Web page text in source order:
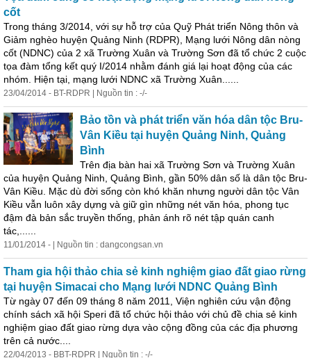
cốt
Trong tháng 3/2014, với sự hỗ trợ của Quỹ Phát triển Nông thôn và
Giảm nghèo huyện Quảng Ninh (RDPR), Mạng lưới Nông dân nòng
cốt (NDNC) của 2 xã Trường Xuân và Trường Sơn đã tổ chức 2 cuộc
tọa đàm tổng kết quý I/2014 nhằm đánh giá lại hoạt động của các
nhóm. Hiện tại, mạng lưới NDNC xã Trường Xuân......
23/04/2014 - BT-RDPR | Nguồn tin : -/-
Bảo tồn và phát triển văn hóa dân tộc Bru-
Vân Kiều tại huyện Quảng Ninh, Quảng
Bình
Trên địa bàn hai xã Trường Sơn và Trường Xuân
của huyện Quảng Ninh, Quảng Bình, gần 50% dân số là dân tộc Bru-
Vân Kiều. Mặc dù đời sống còn khó khăn nhưng người dân tộc Vân
Kiều vẫn luôn xây dựng và giữ gìn những nét văn hóa, phong tục
đậm đà bản sắc truyền thống, phản ánh rõ nét tập quán canh
tác,......
11/01/2014 - | Nguồn tin : dangcongsan.vn
Tham gia hội thảo chia sẻ kinh nghiệm giao đất giao rừng
tại huyện Simacai cho Mạng lưới NDNC Quảng Bình
Từ ngày 07 đến 09 tháng 8 năm 2011, Viện nghiên cứu vận động
chính sách xã hội Speri đã tổ chức hội thảo với chủ đề chia sẻ kinh
nghiệm giao đất giao rừng dựa vào cộng đồng của các địa phương
trên cả nước....
22/04/2013 - BBT-RDPR | Nguồn tin : -/-